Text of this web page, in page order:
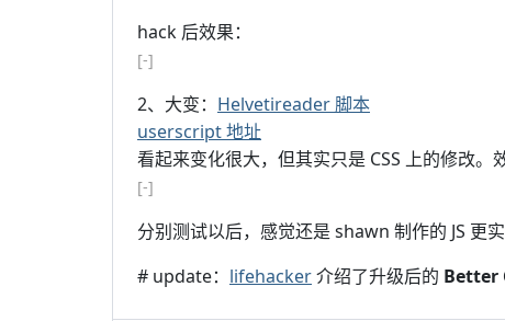
hack 后效果：
[-]
2、大变： Helvetireader 脚本
userscript 地址
看起来变化很大，但其实只是 CSS 上的修改。
[-]
分别测试以后，感觉还是 shawn 制作的 JS 更实
# update： lifehacker介绍了升级后的 Better